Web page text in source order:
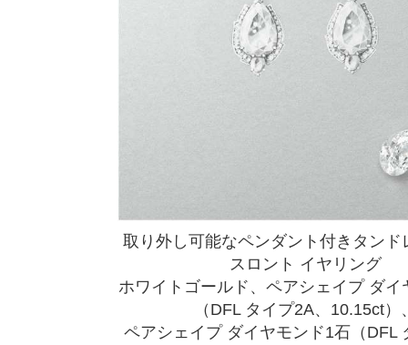
取り外し可能なペンダント付きタンド
スロント イヤリング
ホワイトゴールド、ペアシェイプ ダイ
（DFL タイプ2A、10.15ct）
ペアシェイプ ダイヤモンド1石（DFL